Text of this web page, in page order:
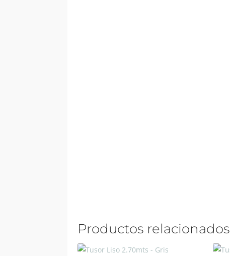
Productos relacionados